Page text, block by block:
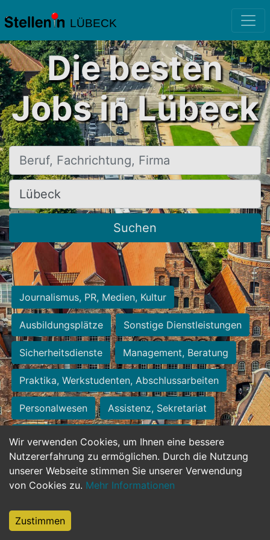
LÜBECK
Wir verwenden Cookies, um Ihnen eine bessere
Nutzererfahrung zu ermöglichen. Durch die Nutzung
unserer Webseite stimmen Sie unserer Verwendung
von Cookies zu. Mehr Informationen
Zustimmen
Die besten
Jobs in Lübeck
Beruf, Fachrichtung, Firma
Ort, Stadt
Suchen
Journalismus, PR, Medien, Kultur
Ausbildungsplätze Sonstige Dienstleistungen
Sicherheitsdienste Management, Beratung
Praktika, Werkstudenten, Abschlussarbeiten
Personalwesen Assistenz, Sekretariat
Hilfskräfte, Aushilfs- und Nebenjobs
Einkauf, Logistik, Materialwirtschaft
Weiterbildung, Studium, duale Ausbildung
Tourismus